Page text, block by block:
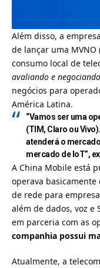
Além disso, a
de lançar uma MVNO
consumo local de
avaliando e negociando
negócios para
América Latina.
“Vamos ser uma
(TIM, Claro ou
atenderá o
mercado de IoT”,
A China Mobile está
operava
de rede para
além de dados, voz e
em parceria com as
companhia possui
Atualmente, a